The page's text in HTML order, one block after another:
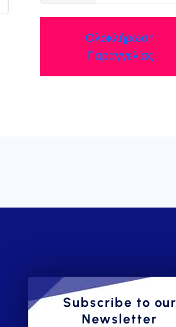
Ολοκλήρωση
Παραγγελίας
Subscribe to our
Newsletter